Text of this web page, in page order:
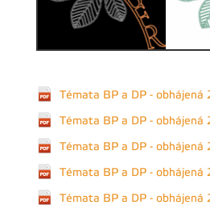
Témata BP a DP - obhájená
Témata BP a DP - obhájená
Témata BP a DP - obhájená
Témata BP a DP - obhájená
Témata BP a DP - obhájená